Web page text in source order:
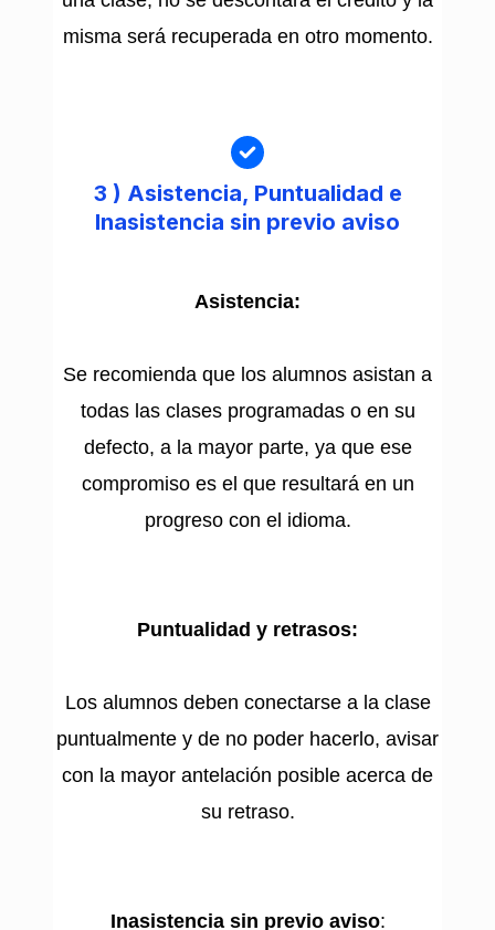
misma será recuperada en otro momento.
3 ) Asistencia, Puntualidad e
Inasistencia sin previo aviso
Asistencia:
Se recomienda que los alumnos asistan a
todas las clases programadas o en su
defecto, a la mayor parte, ya que ese
compromiso es el que resultará en un
progreso con el idioma.
Puntualidad y retrasos:
Los alumnos deben conectarse a la clase
puntualmente y de no poder hacerlo, avisar
con la mayor antelación posible acerca de
su retraso.
Inasistencia sin previo aviso: